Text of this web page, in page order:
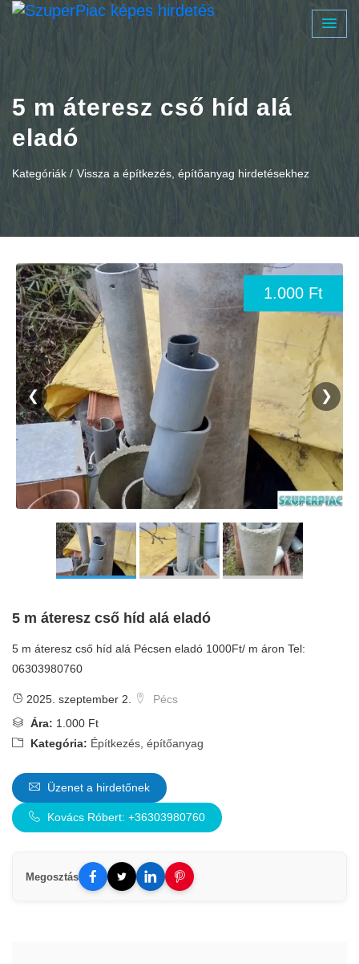
5 m áteresz cső híd alá
eladó
Kategóriák / Vissza a építkezés, építőanyag hirdetésekhez
1.000 Ft
❮ ❯
5 m áteresz cső híd alá eladó
5 m áteresz cső híd alá Pécsen eladó 1000Ft/ m áron Tel:
06303980760
2025. szeptember 2.
Pécs
Ára: 1.000 Ft
Kategória: Építkezés, építőanyag
Üzenet a hirdetőnek
Kovács Róbert: +36303980760
Megosztás